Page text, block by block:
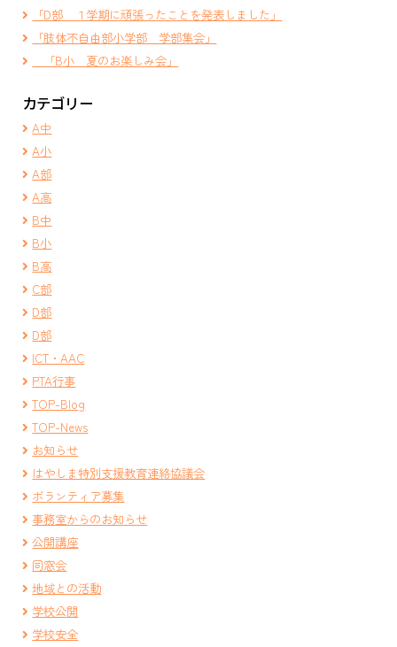
「D部 １学期に頑張ったことを発表しました」
「肢体不自由部小学部 学部集会」
「B小 夏のお楽しみ会」
カテゴリー
A中
A小
A部
A高
B中
B小
B高
C部
D部
D部
ICT・AAC
PTA行事
TOP-Blog
TOP-News
お知らせ
はやしま特別支援教育連絡協議会
ボランティア募集
事務室からのお知らせ
公開講座
同窓会
地域との活動
学校公開
学校安全